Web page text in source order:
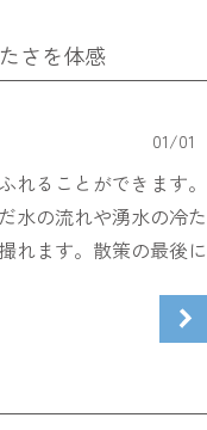
さを体感
01/01
ることができます。
水の流れや湧水の冷た
れます。散策の最後に